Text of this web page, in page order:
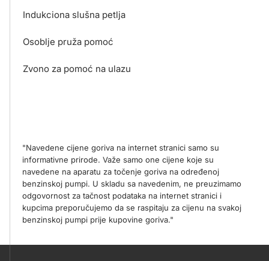
Indukciona slušna petlja
Osoblje pruža pomoć
Zvono za pomoć na ulazu
"Navedene cijene goriva na internet stranici samo su
informativne prirode. Važe samo one cijene koje su
navedene na aparatu za točenje goriva na određenoj
benzinskoj pumpi. U skladu sa navedenim, ne preuzimamo
odgovornost za tačnost podataka na internet stranici i
kupcima preporučujemo da se raspitaju za cijenu na svakoj
benzinskoj pumpi prije kupovine goriva."